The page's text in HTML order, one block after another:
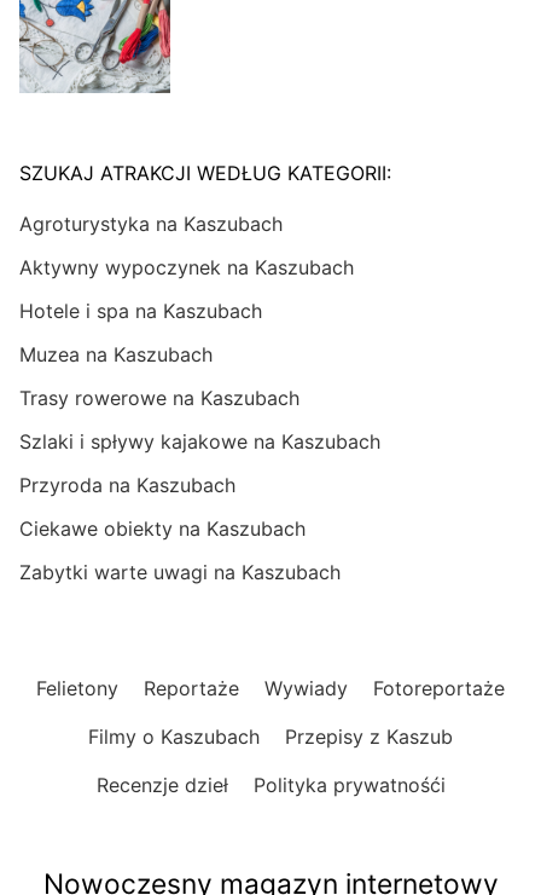
SZUKAJ ATRAKCJI WEDŁUG KATEGORII:
Agroturystyka na Kaszubach
Aktywny wypoczynek na Kaszubach
Hotele i spa na Kaszubach
Muzea na Kaszubach
Trasy rowerowe na Kaszubach
Szlaki i spływy kajakowe na Kaszubach
Przyroda na Kaszubach
Ciekawe obiekty na Kaszubach
Zabytki warte uwagi na Kaszubach
Felietony Reportaże Wywiady
Fotoreportaże
Filmy o Kaszubach
Przepisy z Kaszub
Recenzje dzieł
Polityka prywatnośći
Nowoczesny magazyn internetowy